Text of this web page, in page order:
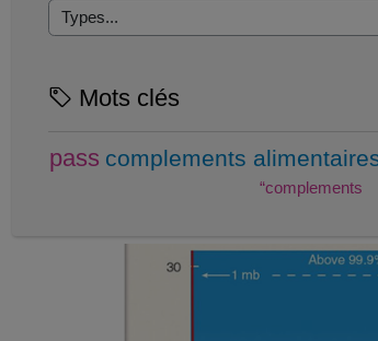
Mots clés
pass complements
“complements